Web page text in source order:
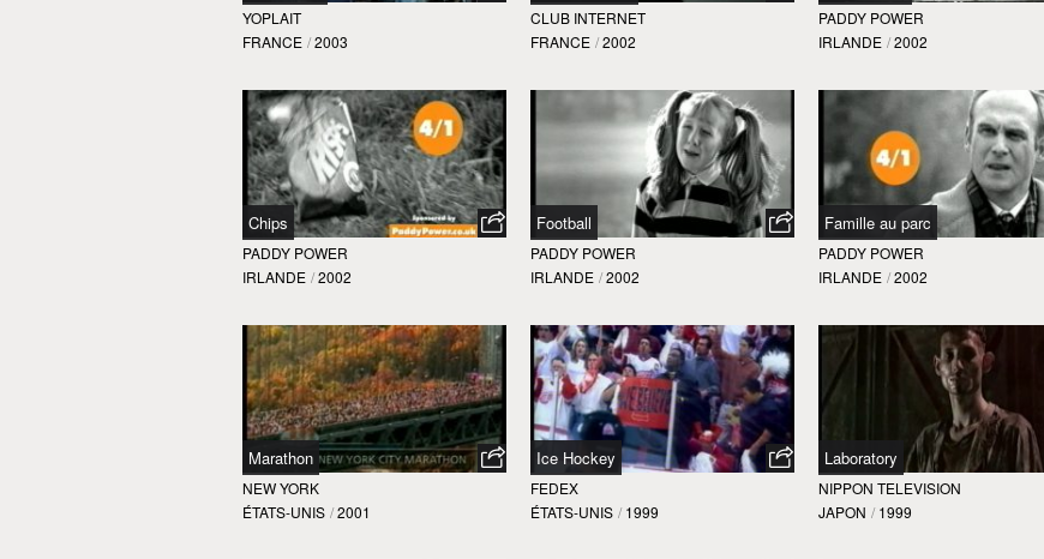
YOPLAIT
FRANCE / 2003
CLUB INTERNET
FRANCE / 2002
PADDY POWER
IRLANDE / 2002
Chips
PADDY POWER
IRLANDE / 2002
Football
PADDY POWER
IRLANDE / 2002
Famille au parc
PADDY POWER
IRLANDE / 2002
Marathon
NEW YORK
ÉTATS-UNIS / 2001
Ice Hockey
FEDEX
ÉTATS-UNIS / 1999
Laboratory
NIPPON TELEVISION
JAPON / 1999